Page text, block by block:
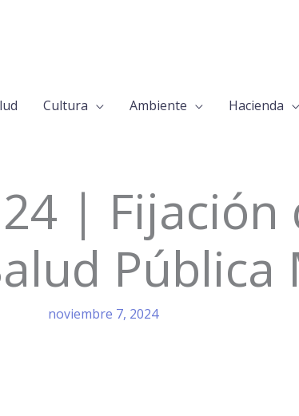
Cultura Ambiente Hacienda
| Fijación
noviembre 7, 2024